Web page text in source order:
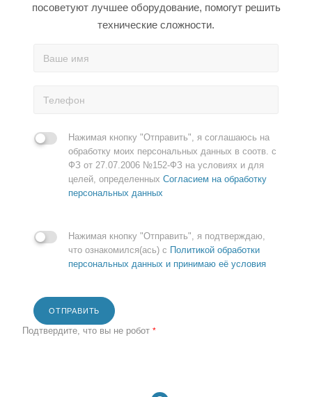
посоветуют лучшее оборудование, помогут решить
технические сложности.
Нажимая кнопку "Отправить", я соглашаюсь на
обработку моих персональных данных в соотв. с
ФЗ от 27.07.2006 №152-ФЗ на условиях и для
целей, определенных Согласием на обработку
персональных данных
Нажимая кнопку "Отправить", я подтверждаю,
что ознакомился(ась) с Политикой обработки
персональных данных и принимаю её условия
ОТПРАВИТЬ
Подтвердите, что вы не робот *